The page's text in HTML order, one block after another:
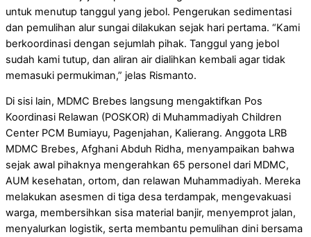
untuk menutup tanggul yang jebol. Pengerukan sedimentasi
dan pemulihan alur sungai dilakukan sejak hari pertama. “Kami
berkoordinasi dengan sejumlah pihak. Tanggul yang jebol
sudah kami tutup, dan aliran air dialihkan kembali agar tidak
memasuki permukiman,” jelas Rismanto.
Di sisi lain, MDMC Brebes langsung mengaktifkan Pos
Koordinasi Relawan (POSKOR) di Muhammadiyah Children
Center PCM Bumiayu, Pagenjahan, Kalierang. Anggota LRB
MDMC Brebes, Afghani Abduh Ridha, menyampaikan bahwa
sejak awal pihaknya mengerahkan 65 personel dari MDMC,
AUM kesehatan, ortom, dan relawan Muhammadiyah. Mereka
melakukan asesmen di tiga desa terdampak, mengevakuasi
warga, membersihkan sisa material banjir, menyemprot jalan,
menyalurkan logistik, serta membantu pemulihan dini bersama